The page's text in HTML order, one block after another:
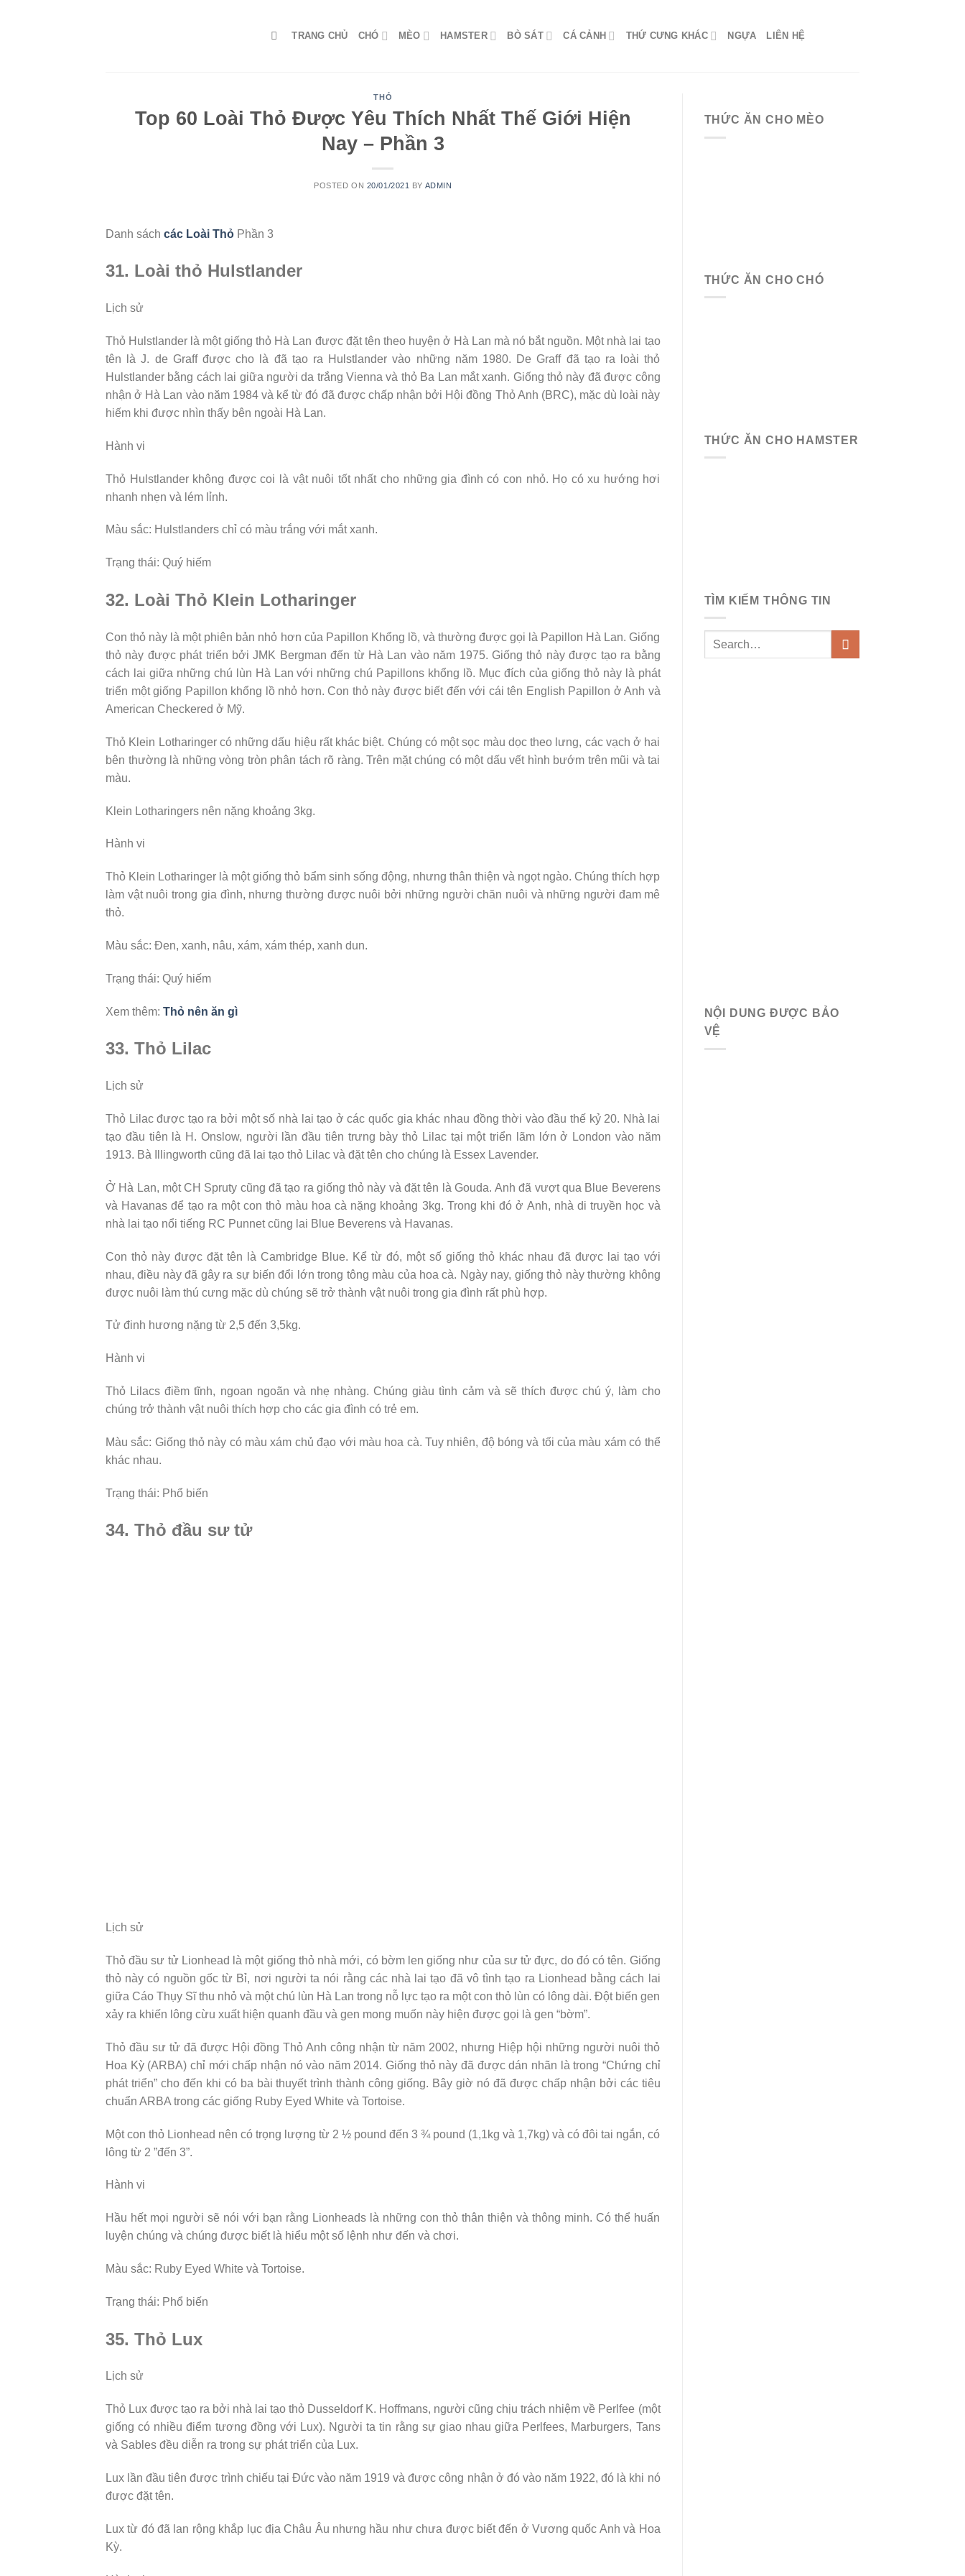
TRANG CHỦ CHÓ MÈO HAMSTER BÒ SÁT CÁ CẢNH THỨ CƯNG KHÁC NGỰA LIÊN HỆ
THỎ
Top 60 Loài Thỏ Được Yêu Thích Nhất Thế Giới Hiện
Nay – Phần 3
POSTED ON 20/01/2021 BY ADMIN
Danh sách các Loài Thỏ Phần 3
31. Loài thỏ Hulstlander
Lịch sử
Thỏ Hulstlander là một giống thỏ Hà Lan được đặt tên theo huyện ở Hà Lan mà nó bắt nguồn. Một nhà lai tạo
tên là J. de Graff được cho là đã tạo ra Hulstlander vào những năm 1980. De Graff đã tạo ra loài thỏ
Hulstlander bằng cách lai giữa người da trắng Vienna và thỏ Ba Lan mắt xanh. Giống thỏ này đã được công
nhận ở Hà Lan vào năm 1984 và kể từ đó đã được chấp nhận bởi Hội đồng Thỏ Anh (BRC), mặc dù loài này
hiếm khi được nhìn thấy bên ngoài Hà Lan.
Hành vi
Thỏ Hulstlander không được coi là vật nuôi tốt nhất cho những gia đình có con nhỏ. Họ có xu hướng hơi
nhanh nhẹn và lém lỉnh.
Màu sắc: Hulstlanders chỉ có màu trắng với mắt xanh.
Trạng thái: Quý hiếm
32. Loài Thỏ Klein Lotharinger
Con thỏ này là một phiên bản nhỏ hơn của Papillon Khổng lồ, và thường được gọi là Papillon Hà Lan. Giống
thỏ này được phát triển bởi JMK Bergman đến từ Hà Lan vào năm 1975. Giống thỏ này được tạo ra bằng
cách lai giữa những chú lùn Hà Lan với những chú Papillons khổng lồ. Mục đích của giống thỏ này là phát
triển một giống Papillon khổng lồ nhỏ hơn. Con thỏ này được biết đến với cái tên English Papillon ở Anh và
American Checkered ở Mỹ.
Thỏ Klein Lotharinger có những dấu hiệu rất khác biệt. Chúng có một sọc màu dọc theo lưng, các vạch ở hai
bên thường là những vòng tròn phân tách rõ ràng. Trên mặt chúng có một dấu vết hình bướm trên mũi và tai
màu.
Klein Lotharingers nên nặng khoảng 3kg.
Hành vi
Thỏ Klein Lotharinger là một giống thỏ bẩm sinh sống động, nhưng thân thiện và ngọt ngào. Chúng thích hợp
làm vật nuôi trong gia đình, nhưng thường được nuôi bởi những người chăn nuôi và những người đam mê
thỏ.
Màu sắc: Đen, xanh, nâu, xám, xám thép, xanh dun.
Trạng thái: Quý hiếm
Xem thêm: Thỏ nên ăn gì
33. Thỏ Lilac
Lịch sử
Thỏ Lilac được tạo ra bởi một số nhà lai tạo ở các quốc gia khác nhau đồng thời vào đầu thế kỷ 20. Nhà lai
tạo đầu tiên là H. Onslow, người lần đầu tiên trưng bày thỏ Lilac tại một triển lãm lớn ở London vào năm
1913. Bà Illingworth cũng đã lai tạo thỏ Lilac và đặt tên cho chúng là Essex Lavender.
Ở Hà Lan, một CH Spruty cũng đã tạo ra giống thỏ này và đặt tên là Gouda. Anh đã vượt qua Blue Beverens
và Havanas để tạo ra một con thỏ màu hoa cà nặng khoảng 3kg. Trong khi đó ở Anh, nhà di truyền học và
nhà lai tạo nổi tiếng RC Punnet cũng lai Blue Beverens và Havanas.
Con thỏ này được đặt tên là Cambridge Blue. Kể từ đó, một số giống thỏ khác nhau đã được lai tạo với
nhau, điều này đã gây ra sự biến đổi lớn trong tông màu của hoa cà. Ngày nay, giống thỏ này thường không
được nuôi làm thú cưng mặc dù chúng sẽ trở thành vật nuôi trong gia đình rất phù hợp.
Tử đinh hương nặng từ 2,5 đến 3,5kg.
Hành vi
Thỏ Lilacs điềm tĩnh, ngoan ngoãn và nhẹ nhàng. Chúng giàu tình cảm và sẽ thích được chú ý, làm cho
chúng trở thành vật nuôi thích hợp cho các gia đình có trẻ em.
Màu sắc: Giống thỏ này có màu xám chủ đạo với màu hoa cà. Tuy nhiên, độ bóng và tối của màu xám có thể
khác nhau.
Trạng thái: Phổ biến
34. Thỏ đầu sư tử
Lịch sử
Thỏ đầu sư tử Lionhead là một giống thỏ nhà mới, có bờm len giống như của sư tử đực, do đó có tên. Giống
thỏ này có nguồn gốc từ Bỉ, nơi người ta nói rằng các nhà lai tạo đã vô tình tạo ra Lionhead bằng cách lai
giữa Cáo Thụy Sĩ thu nhỏ và một chú lùn Hà Lan trong nỗ lực tạo ra một con thỏ lùn có lông dài. Đột biến gen
xảy ra khiến lông cừu xuất hiện quanh đầu và gen mong muốn này hiện được gọi là gen “bờm”.
Thỏ đầu sư tử đã được Hội đồng Thỏ Anh công nhận từ năm 2002, nhưng Hiệp hội những người nuôi thỏ
Hoa Kỳ (ARBA) chỉ mới chấp nhận nó vào năm 2014. Giống thỏ này đã được dán nhãn là trong “Chứng chỉ
phát triển” cho đến khi có ba bài thuyết trình thành công giống. Bây giờ nó đã được chấp nhận bởi các tiêu
chuẩn ARBA trong các giống Ruby Eyed White và Tortoise.
Một con thỏ Lionhead nên có trọng lượng từ 2 ½ pound đến 3 ¾ pound (1,1kg và 1,7kg) và có đôi tai ngắn, có
lông từ 2 ”đến 3”.
Hành vi
Hầu hết mọi người sẽ nói với bạn rằng Lionheads là những con thỏ thân thiện và thông minh. Có thể huấn
luyện chúng và chúng được biết là hiểu một số lệnh như đến và chơi.
Màu sắc: Ruby Eyed White và Tortoise.
Trạng thái: Phổ biến
35. Thỏ Lux
Lịch sử
Thỏ Lux được tạo ra bởi nhà lai tạo thỏ Dusseldorf K. Hoffmans, người cũng chịu trách nhiệm về Perlfee (một
giống có nhiều điểm tương đồng với Lux). Người ta tin rằng sự giao nhau giữa Perlfees, Marburgers, Tans
và Sables đều diễn ra trong sự phát triển của Lux.
Lux lần đầu tiên được trình chiếu tại Đức vào năm 1919 và được công nhận ở đó vào năm 1922, đó là khi nó
được đặt tên.
Lux từ đó đã lan rộng khắp lục địa Châu Âu nhưng hầu như chưa được biết đến ở Vương quốc Anh và Hoa
Kỳ.
THỨC ĂN CHO MÈO
THỨC ĂN CHO CHÓ
THỨC ĂN CHO HAMSTER
TÌM KIẾM THÔNG TIN
NỘI DUNG ĐƯỢC BẢO
VỆ